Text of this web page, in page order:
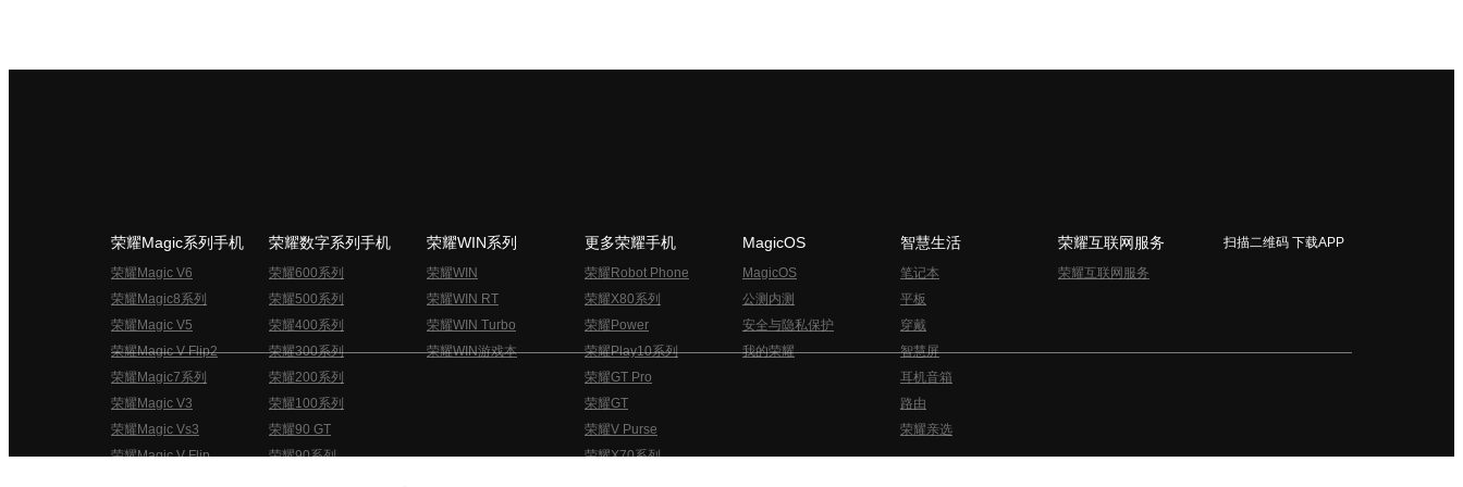
荣耀Magic系列手机
荣耀Magic V6
荣耀Magic8系列
荣耀Magic V5
荣耀Magic V Flip2
荣耀Magic7系列
荣耀Magic V3
荣耀Magic Vs3
荣耀Magic V Flip
荣耀数字系列手机
荣耀600系列
荣耀500系列
荣耀400系列
荣耀300系列
荣耀200系列
荣耀100系列
荣耀90 GT
荣耀90系列
荣耀WIN系列
荣耀WIN
荣耀WIN RT
荣耀WIN Turbo
荣耀WIN游戏本
更多荣耀手机
荣耀Robot Phone
荣耀X80系列
荣耀Power
荣耀Play10系列
荣耀GT Pro
荣耀GT
荣耀V Purse
荣耀X70系列
MagicOS
MagicOS
公测内测
安全与隐私保护
我的荣耀
智慧生活
笔记本
平板
穿戴
智慧屏
耳机音箱
路由
荣耀亲选
荣耀互联网服务
荣耀互联网服务
扫描二维码 下载APP